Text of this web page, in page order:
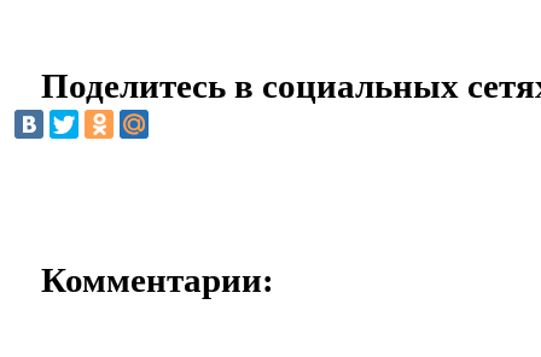
Поделитесь в социальных
Комментарии: